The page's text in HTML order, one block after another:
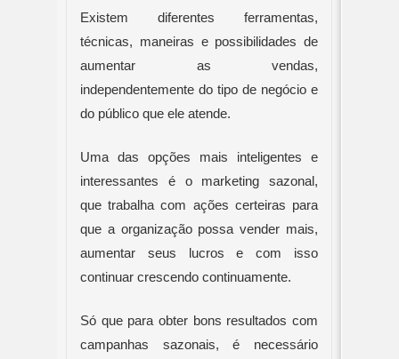
Existem diferentes ferramentas,
técnicas, maneiras e possibilidades de
aumentar as vendas,
independentemente do tipo de negócio e
do público que ele atende.
Uma das opções mais inteligentes e
interessantes é o marketing sazonal,
que trabalha com ações certeiras para
que a organização possa vender mais,
aumentar seus lucros e com isso
continuar crescendo continuamente.
Só que para obter bons resultados com
campanhas sazonais, é necessário